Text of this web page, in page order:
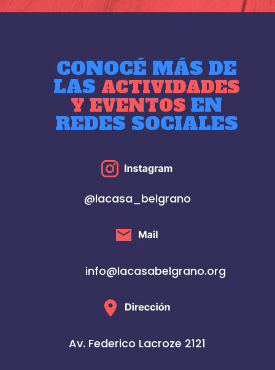
CONOCÉ MÁS DE
LAS ACTIVIDADES
Y EVENTOSEN
REDES SOCIALES
@lacasa_belgrano
info@lacasabelgrano.org
Av. Federico Lacroze 2121